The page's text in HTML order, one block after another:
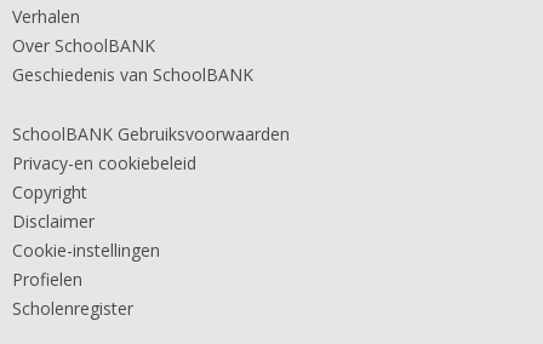
Verhalen
Over SchoolBANK
Geschiedenis van SchoolBANK
SchoolBANK Gebruiksvoorwaarden
Privacy-en cookiebeleid
Copyright
Disclaimer
Cookie-instellingen
Profielen
Scholenregister